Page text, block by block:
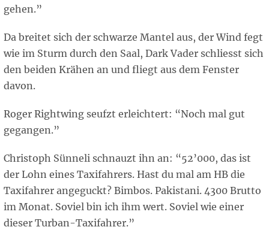
gehen.”
Da breitet sich der schwarze Mantel aus, der Wind fegt
wie im Sturm durch den Saal, Dark Vader schliesst sich
den beiden Krähen an und fliegt aus dem Fenster
davon.
Roger Rightwing seufzt erleichtert: “Noch mal gut
gegangen.”
Christoph Sünneli schnauzt ihn an: “52’000, das ist
der Lohn eines Taxifahrers. Hast du mal am HB die
Taxifahrer angeguckt? Bimbos. Pakistani. 4300 Brutto
im Monat. Soviel bin ich ihm wert. Soviel wie einer
dieser Turban-Taxifahrer.”